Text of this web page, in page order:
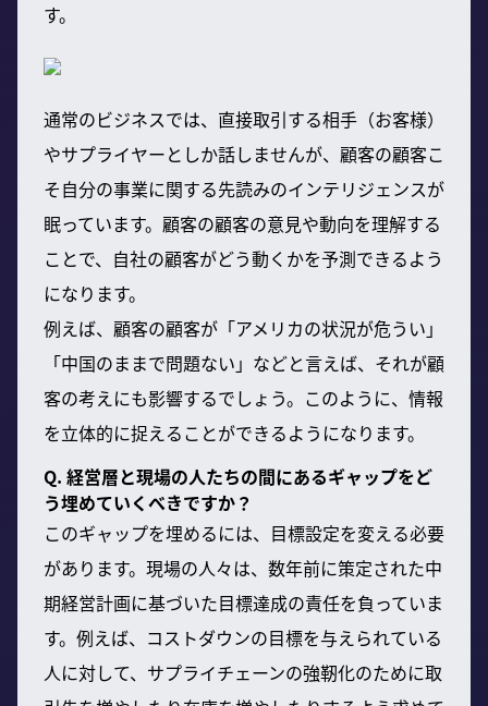
す。
通常のビジネスでは、直接取引する相手（お客様）
やサプライヤーとしか話しませんが、顧客の顧客こ
そ自分の事業に関する先読みのインテリジェンスが
眠っています。顧客の顧客の意見や動向を理解する
ことで、自社の顧客がどう動くかを予測できるよう
になります。
例えば、顧客の顧客が「アメリカの状況が危うい」
「中国のままで問題ない」などと言えば、それが顧
客の考えにも影響するでしょう。このように、情報
を立体的に捉えることができるようになります。
Q. 経営層と現場の人たちの間にあるギャップをど
う埋めていくべきですか？
このギャップを埋めるには、目標設定を変える必要
があります。現場の人々は、数年前に策定された中
期経営計画に基づいた目標達成の責任を負っていま
す。例えば、コストダウンの目標を与えられている
人に対して、サプライチェーンの強靭化のために取